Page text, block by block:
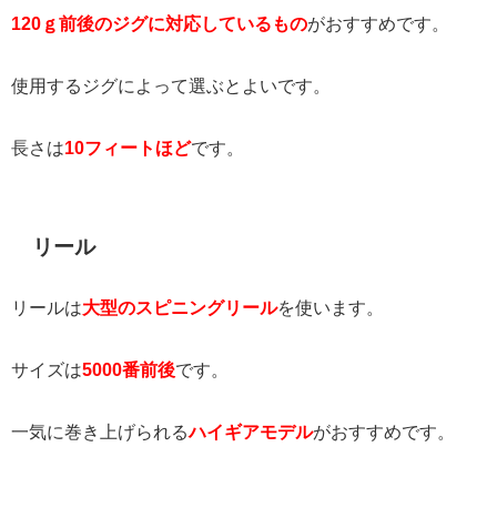
120ｇ前後のジグに対応しているものがおすすめです。
使用するジグによって選ぶとよいです。
長さは10フィートほどです。
リール
リールは大型のスピニングリールを使います。
サイズは5000番前後です。
一気に巻き上げられるハイギアモデルがおすすめです。